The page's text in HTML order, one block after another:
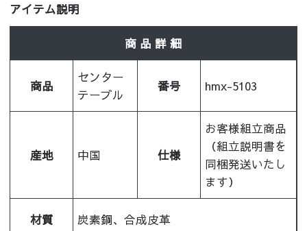
アイテム説明
商 品 詳 細
商品
センター
テーブル
番号 hmx-5103
産地 中国 仕様
お客様組立商品
（組立説明書を
同梱発送いたし
ます）
材質 炭素鋼、合成皮革